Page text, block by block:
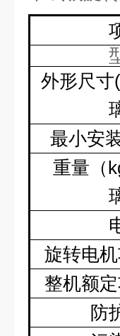
外形尺寸
最小安
重量（
旋转电
整机额
防